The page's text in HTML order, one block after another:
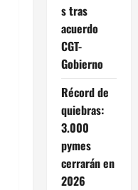
s tras
acuerdo
CGT-
Gobierno
Récord de
quiebras:
3.000
pymes
cerrarán en
2026